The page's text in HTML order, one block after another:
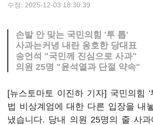
수정: 2025-12-03 18:30:39
손발 안 맞는 국민의힘 '투 톱'
사과는커녕 내란 옹호한 당대표
송언석 "국민께 진심으로 사과"
의원 25명 "윤석열과 단절 약속"
[뉴스토마토 이진하 기자] 국민의힘 '
법 비상계엄에 대한 다른 입장을 내
냈습니다. 당내 의원 25명의 줄 사